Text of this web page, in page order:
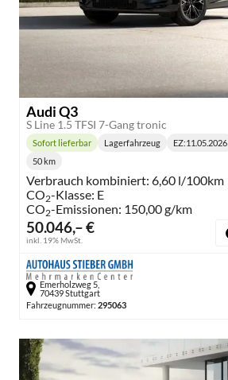
Audi Q3
S Line 1.5 TFSI 7-Gang tronic
50.046,– €
inkl. 19% MwSt.
Lieferzeit:
Sofort lieferbar Lagerfahrzeug EZ:11.05.2026
50 km
Verbrauch kombiniert: 6,60 l/100km
CO2-Klasse: E
CO2-Emissionen: 150,00 g/km
Emerholzweg 5,
70439 Stuttgart
Fahrzeugnummer: 295063